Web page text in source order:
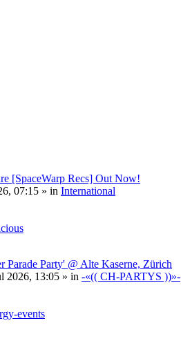
[SpaceWarp Recs] Out Now!
07:15 » in International
Party' @ Alte Kaserne, Zürich
2026, 13:05 » in -«(( CH-PARTYS ))»-
events